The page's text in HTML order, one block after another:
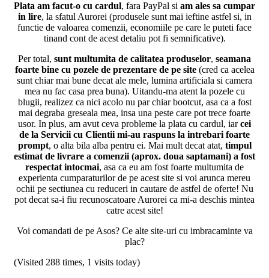
Plata am facut-o cu cardul, fara PayPal si am ales sa cumpar
in lire, la sfatul Aurorei (produsele sunt mai ieftine astfel si, in
functie de valoarea comenzii, economiile pe care le puteti face
tinand cont de acest detaliu pot fi semnificative).
Per total, sunt multumita de calitatea produselor, seamana
foarte bine cu pozele de prezentare de pe site(cred ca acelea
sunt chiar mai bune decat ale mele, lumina artificiala si camera
mea nu fac casa prea buna). Uitandu-ma atent la pozele cu
blugii, realizez ca nici acolo nu par chiar bootcut, asa ca a fost
mai degraba greseala mea, insa una peste care pot trece foarte
usor. In plus, am avut ceva probleme la plata cu cardul, iarcei
de la Servicii cu Clientii mi-au raspuns la intrebari foarte
prompt, o alta bila alba pentru ei. Mai mult decat atat, timpul
estimat de livrare a comenzii (aprox. doua saptamani) a fost
respectat intocmai, asa ca eu am fost foarte multumita de
experienta cumparaturilor de pe acest site si voi arunca mereu
ochii pe sectiunea cu reduceri in cautare de astfel de oferte! Nu
pot decat sa-i fiu recunoscatoare Aurorei ca mi-a deschis mintea
catre acest site!
Voi comandati de pe Asos? Ce alte site-uri cu imbracaminte va
plac?
(Visited 288 times, 1 visits today)